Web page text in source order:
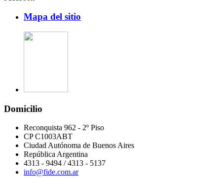
Mapa del sitio
Domicilio
Reconquista 962 - 2º Piso
CP C1003ABT
Ciudad Autónoma de Buenos Aires
República Argentina
4313 - 9494 / 4313 - 5137
info@fide.com.ar